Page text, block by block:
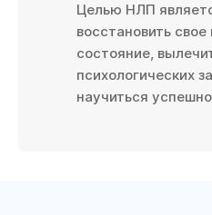
Целью НЛП
восстановить
состояние,
психологических
научиться